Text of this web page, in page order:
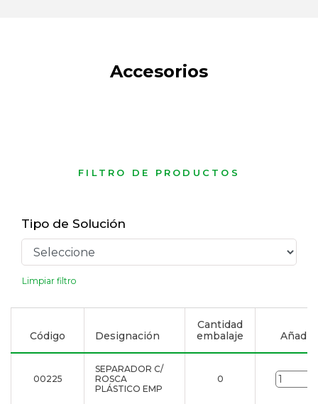
Accesorios
FILTRO DE PRODUCTOS
Tipo de Solución
Limpiar filtro
Código Designación
Cantidad
embalaje
Añadir
00225
SEPARADOR C/
ROSCA
PLÁSTICO EMP
0